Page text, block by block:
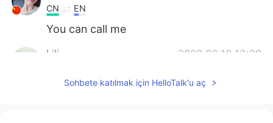
CN EN
You can call me
Lili 2020.03.10 13:20
哈哈哈，也许她是个男的😜joking
Sohbete katılmak için HelloTalk'u aç